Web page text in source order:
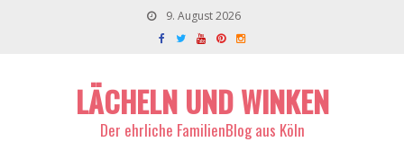
9. August 2026
LÄCHELN UND WINKEN
Der ehrliche FamilienBlog aus Köln